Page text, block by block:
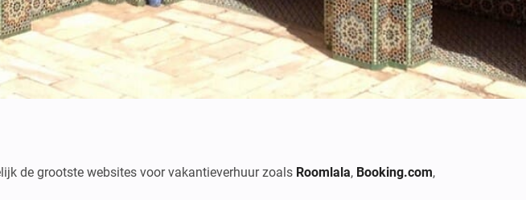
Credits: Andrew Nash
de grootste websites voor vakantieverhuur zoals Roomlala, Booking.com,